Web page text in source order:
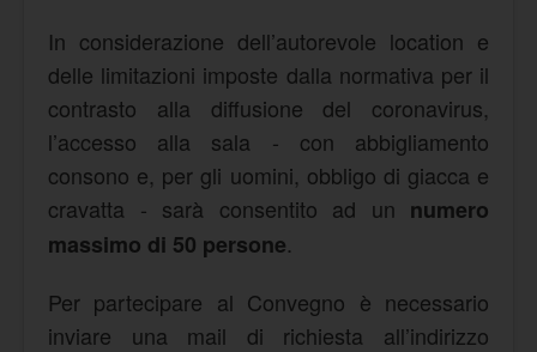
In considerazione dell’autorevole location e
delle limitazioni imposte dalla normativa per il
contrasto alla diffusione del coronavirus,
l’accesso alla sala - con abbigliamento
consono e, per gli uomini, obbligo di giacca e
cravatta - sarà consentito ad un numero
massimo di 50 persone.
Per partecipare al Convegno è necessario
inviare una mail di richiesta all’indirizzo